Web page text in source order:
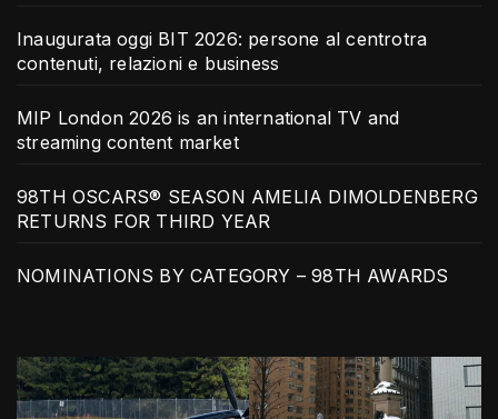
Inaugurata oggi BIT 2026: persone al centrotra
contenuti, relazioni e business
MIP London 2026 is an international TV and
streaming content market
98TH OSCARS® SEASON AMELIA DIMOLDENBERG
RETURNS FOR THIRD YEAR
NOMINATIONS BY CATEGORY – 98TH AWARDS